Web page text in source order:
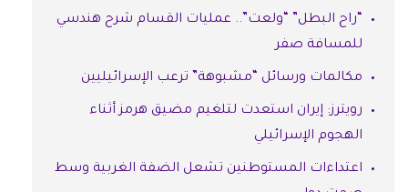
“راح البطل” “ولعت”.. عمليات القسام شرح هندسي
للمسافة صفر
مكالمات ورسائل “مشبوهة” ترعب الإسرائيليين
رويترز: إيران استعدت لتلغيم مضيق هرمز أثناء
الهجوم الإسرائيلي
اعتداءات المستوطنين تشعل الضفة الغربية وسط